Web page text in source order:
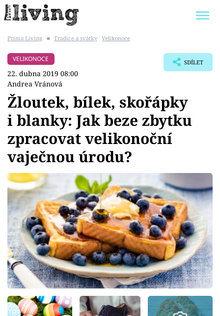
BYDLENÍ SLAVNÝCH
Témata
Bydlení
Zahrada
Design
Sledujte prima+
Přihlášení
Sledujte nás
Prima Living ■ Tradice a svátky Velikonoce
VELIKONOCE
22. dubna 2019 08:00
Andrea Vránová
SDÍLET
Žloutek, bílek, skořápky
i blanky: Jak beze zbytku
zpracovat velikonoční
vaječnou úrodu?